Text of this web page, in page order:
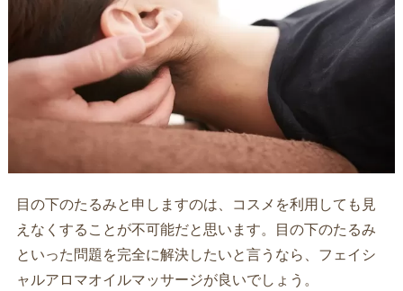
目の下のたるみと申しますのは、コスメを利用しても見
えなくすることが不可能だと思います。目の下のたるみ
といった問題を完全に解決したいと言うなら、フェイシ
ャルアロマオイルマッサージが良いでしょう。